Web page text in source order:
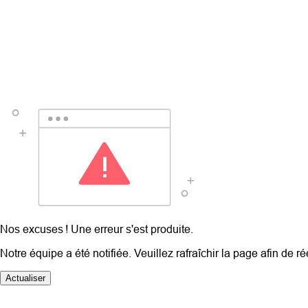
Nos excuses ! Une erreur s'est produite.
Notre équipe a été notifiée. Veuillez rafraîchir la page afin de
Actualiser